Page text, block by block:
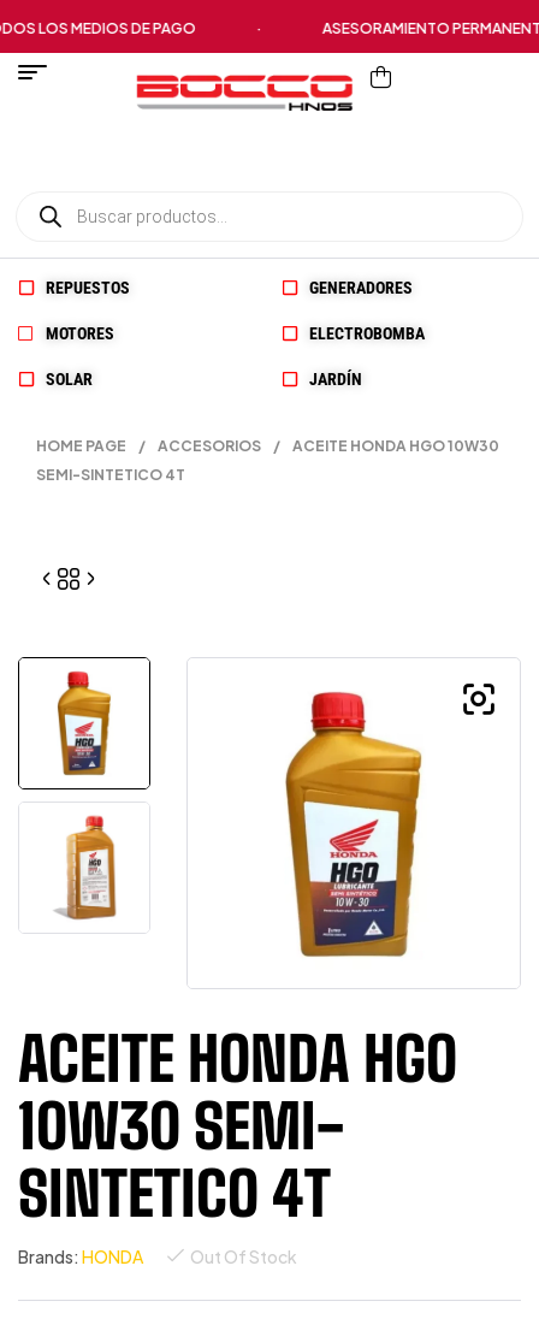
LOS MEDIOS DE PAGO ASESORAMIENTO PERMANENTE
REPUESTOS GENERADORES
MOTORES ELECTROBOMBA
SOLAR JARDÍN
HOME PAGE / ACCESORIOS /
ACEITE HONDA HGO 10W30
SEMI-SINTETICO 4T
ACEITE HONDA HGO
10W30 SEMI-
SINTETICO 4T
Brands: HONDA Out Of Stock